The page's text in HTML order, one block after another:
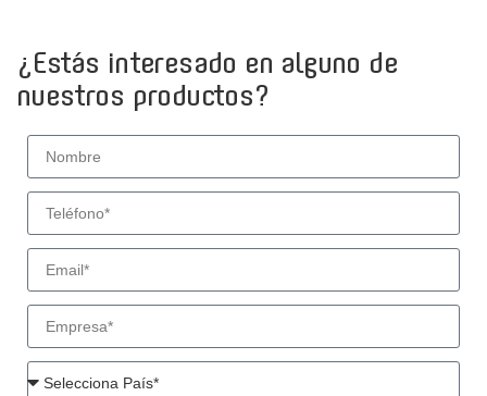
¿Estás interesado en alguno de
nuestros productos?